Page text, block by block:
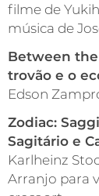
filme de
música de
Between
trovão e o
Edson
Zodiac:
Sagitário e
Karlheinz
Arranjo para